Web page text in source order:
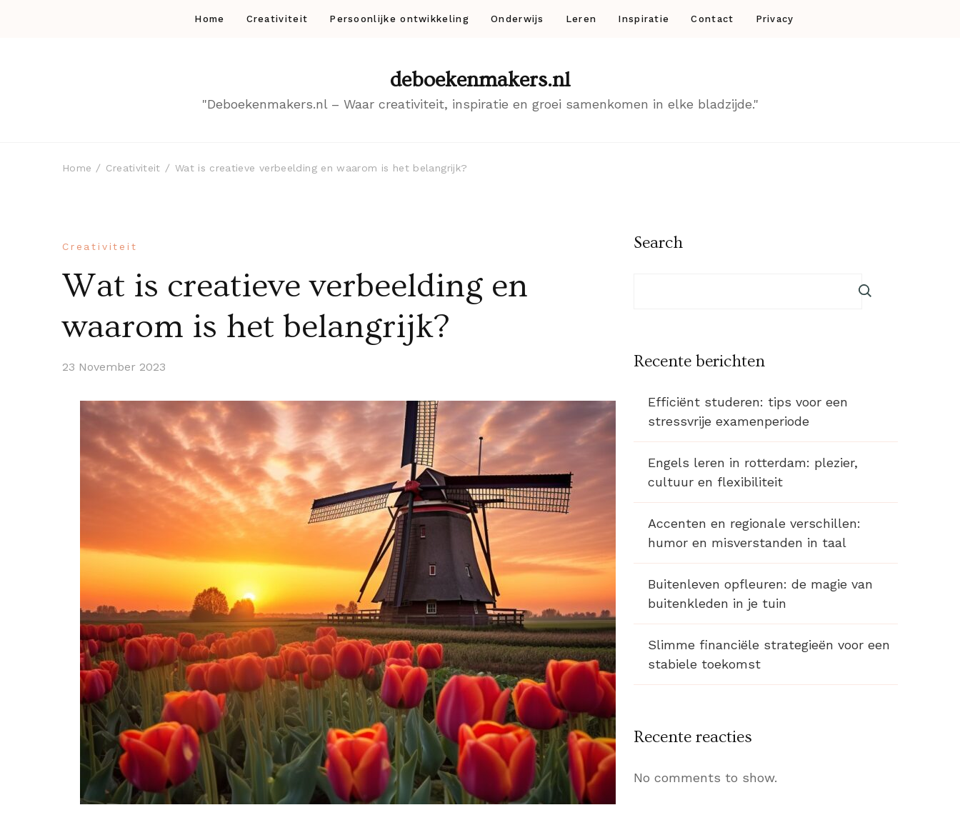
Home Creativiteit Persoonlijke ontwikkeling Onderwijs Leren Inspiratie Contact Privacy
deboekenmakers.nl
"Deboekenmakers.nl – Waar creativiteit, inspiratie en groei samenkomen in elke bladzijde."
Home Creativiteit Wat is creatieve verbeelding en waarom is het belangrijk?
Creativiteit
Wat is creatieve verbeelding en
waarom is het belangrijk?
23 November 2023
Search
Recente berichten
Efficiënt studeren: tips voor een
stressvrije examenperiode
Engels leren in rotterdam: plezier,
cultuur en flexibiliteit
Accenten en regionale verschillen:
humor en misverstanden in taal
Buitenleven opfleuren: de magie van
buitenkleden in je tuin
Slimme financiële strategieën voor een
stabiele toekomst
Recente reacties
No comments to show.